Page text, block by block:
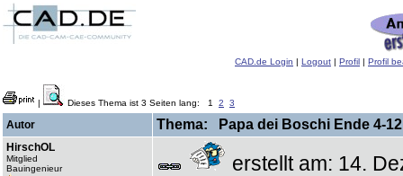
CAD.de Login | Logout | Profil | Profil
| Dieses Thema ist 3 Seiten lang: 1 2 3
Autor Thema: Papa dei Boschi Ende 4-12
HirschOL
Mitglied
Bauingenieur
erstellt am: 14.